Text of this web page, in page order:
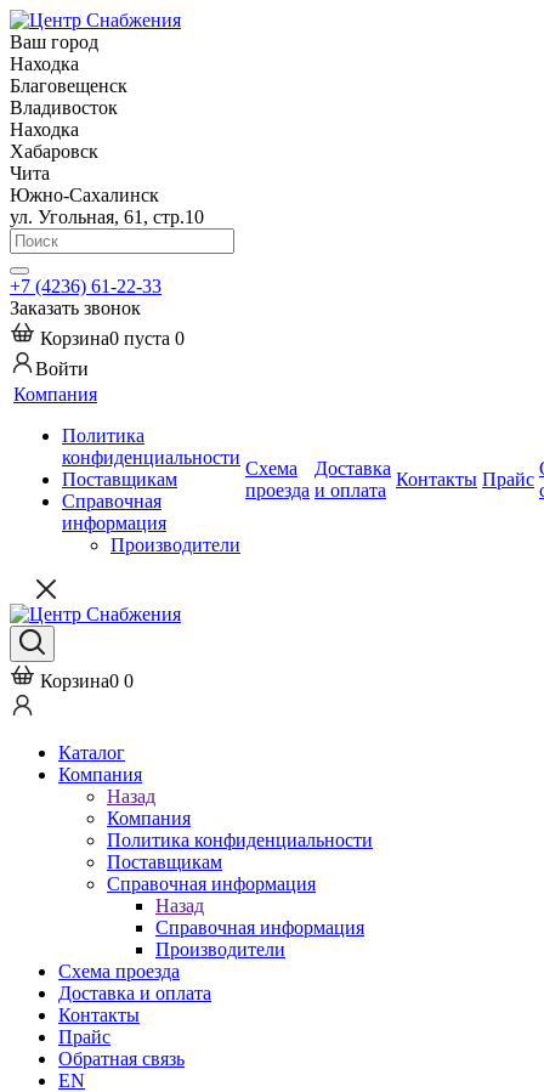
Ваш город
Находка
Благовещенск
Владивосток
Находка
Хабаровск
Чита
Южно-Сахалинск
ул. Угольная, 61, стр.10
+7 (4236) 61-22-33
Заказать звонок
Корзина0 пуста 0
Войти
Компания
Политика
конфиденциальности
Поставщикам
Справочная
информация
Производители
Схема
проезда
Доставка
и оплата
Контакты Прайс
Корзина0 0
Каталог
Компания
Назад
Компания
Политика конфиденциальности
Поставщикам
Справочная информация
Назад
Справочная информация
Производители
Схема проезда
Доставка и оплата
Контакты
Прайс
Обратная связь
EN